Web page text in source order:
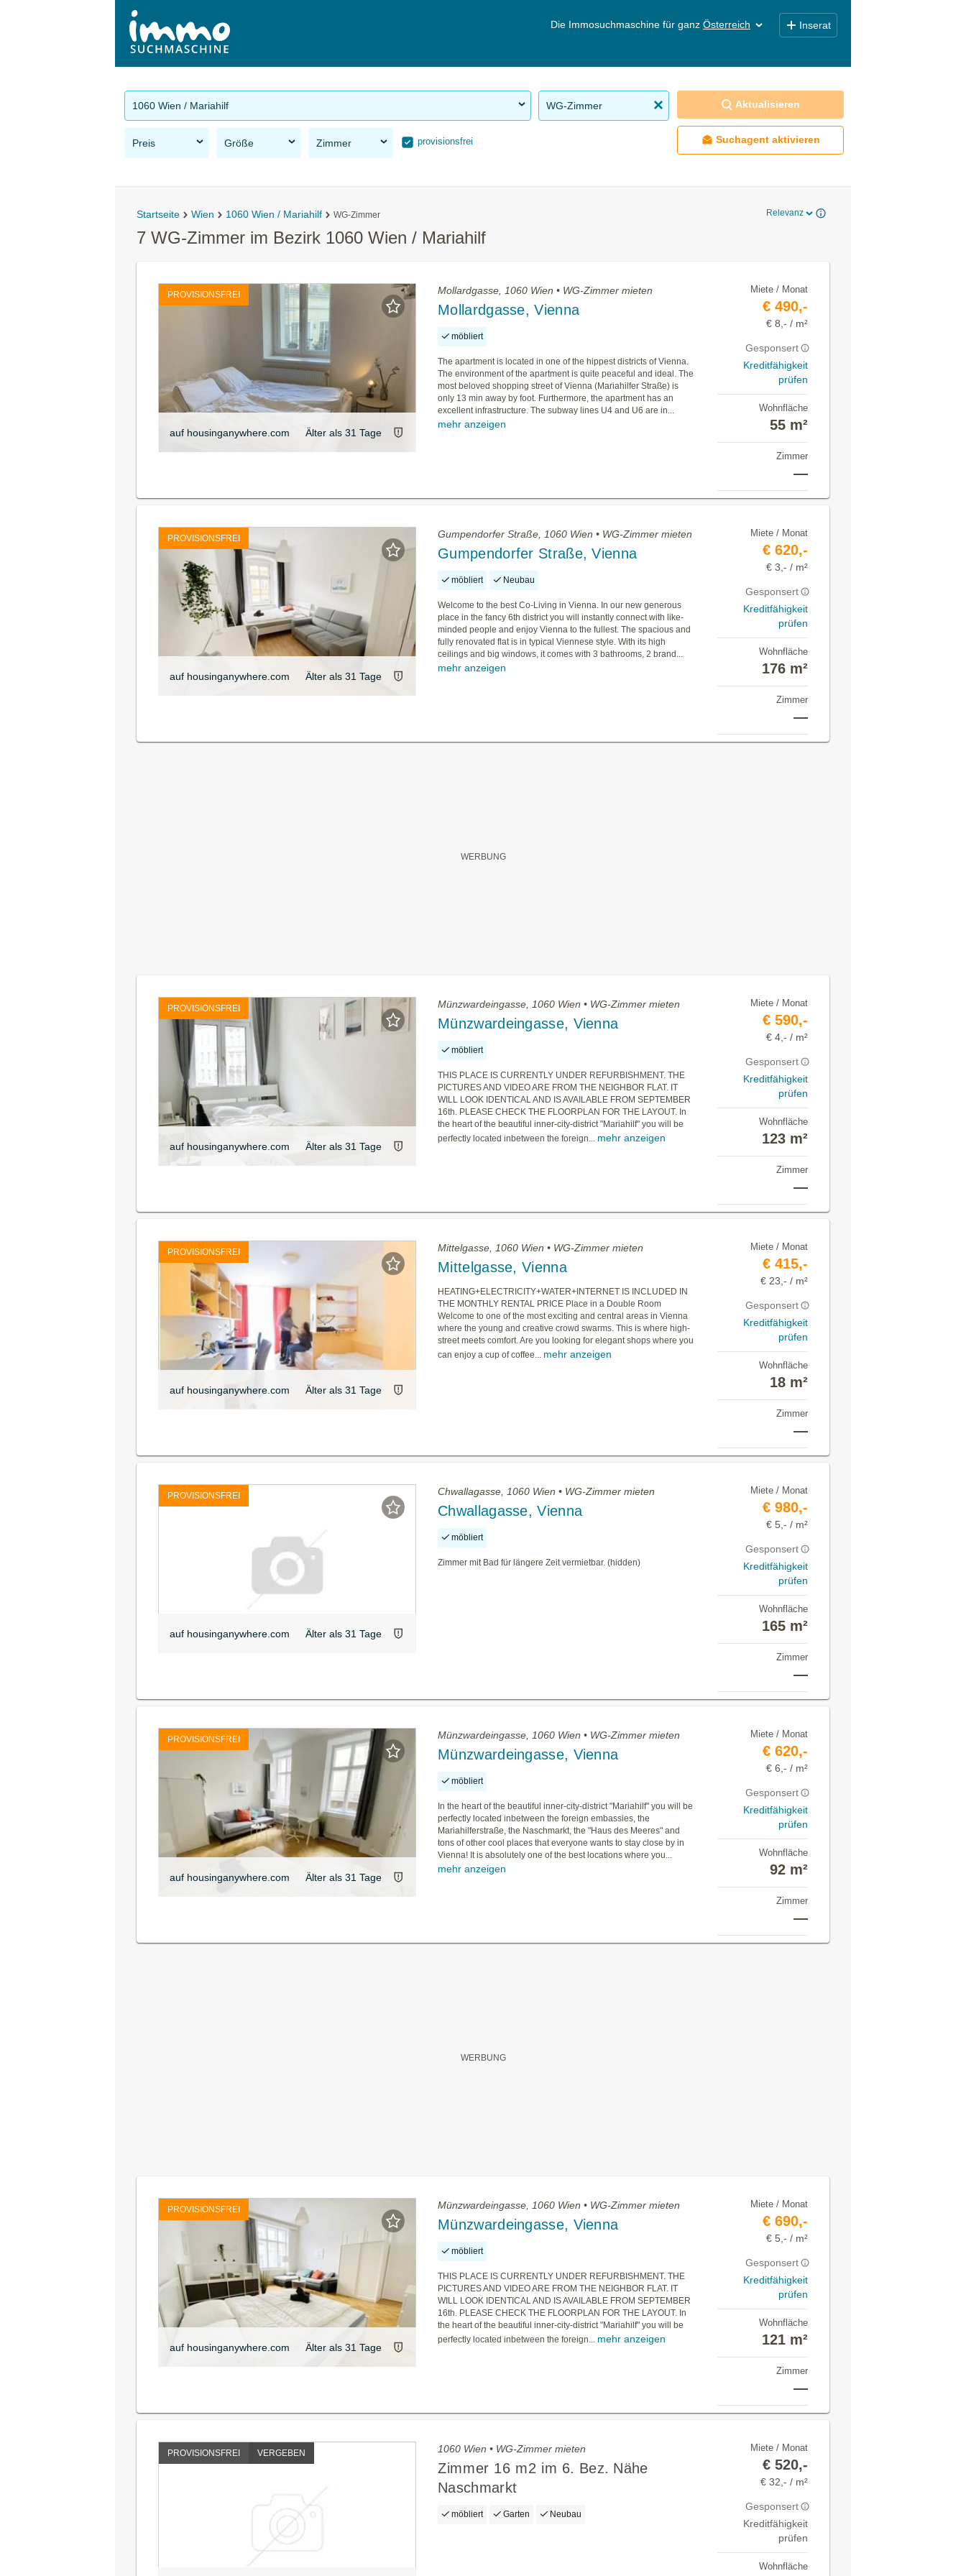
Die Immosuchmaschine für ganz Österreich Inserat
1060 Wien / Mariahilf WG-Zimmer
Preis Größe Zimmer provisionsfrei
Aktualisieren
Suchagent aktivieren
Startseite Wien 1060 Wien / Mariahilf WG-Zimmer Relevanz
7 WG-Zimmer im Bezirk 1060 Wien / Mariahilf
PROVISIONSFREI
auf housinganywhere.com Älter als 31 Tage
Mollardgasse, 1060 Wien • WG-Zimmer mieten
Mollardgasse, Vienna
möbliert
The apartment is located in one of the hippest districts of Vienna.
The environment of the apartment is quite peaceful and ideal. The
most beloved shopping street of Vienna (Mariahilfer Straße) is
only 13 min away by foot. Furthermore, the apartment has an
excellent infrastructure. The subway lines U4 and U6 are in...
mehr anzeigen
Miete / Monat
€ 490,-
€ 8,- / m²
Gesponsert
Kreditfähigkeit
prüfen
Wohnfläche
55 m²
Zimmer
—
PROVISIONSFREI
auf housinganywhere.com Älter als 31 Tage
Gumpendorfer Straße, 1060 Wien • WG-Zimmer mieten
Gumpendorfer Straße, Vienna
möbliert Neubau
Welcome to the best Co-Living in Vienna. In our new generous
place in the fancy 6th district you will instantly connect with like-
minded people and enjoy Vienna to the fullest. The spacious and
fully renovated flat is in typical Viennese style. With its high
ceilings and big windows, it comes with 3 bathrooms, 2 brand...
mehr anzeigen
Miete / Monat
€ 620,-
€ 3,- / m²
Gesponsert
Kreditfähigkeit
prüfen
Wohnfläche
176 m²
Zimmer
—
PROVISIONSFREI
auf housinganywhere.com Älter als 31 Tage
Münzwardeingasse, 1060 Wien • WG-Zimmer mieten
Münzwardeingasse, Vienna
möbliert
THIS PLACE IS CURRENTLY UNDER REFURBISHMENT. THE
PICTURES AND VIDEO ARE FROM THE NEIGHBOR FLAT. IT
WILL LOOK IDENTICAL AND IS AVAILABLE FROM SEPTEMBER
16th. PLEASE CHECK THE FLOORPLAN FOR THE LAYOUT. In
the heart of the beautiful inner-city-district "Mariahilf" you will be
perfectly located inbetween the foreign... mehr anzeigen
Miete / Monat
€ 590,-
€ 4,- / m²
Gesponsert
Kreditfähigkeit
prüfen
Wohnfläche
123 m²
Zimmer
—
PROVISIONSFREI
auf housinganywhere.com Älter als 31 Tage
Mittelgasse, 1060 Wien • WG-Zimmer mieten
Mittelgasse, Vienna
HEATING+ELECTRICITY+WATER+INTERNET IS INCLUDED IN
THE MONTHLY RENTAL PRICE Place in a Double Room
Welcome to one of the most exciting and central areas in Vienna
where the young and creative crowd swarms. This is where high-
street meets comfort. Are you looking for elegant shops where you
can enjoy a cup of coffee... mehr anzeigen
Miete / Monat
€ 415,-
€ 23,- / m²
Gesponsert
Kreditfähigkeit
prüfen
Wohnfläche
18 m²
Zimmer
—
PROVISIONSFREI
auf housinganywhere.com Älter als 31 Tage
Chwallagasse, 1060 Wien • WG-Zimmer mieten
Chwallagasse, Vienna
möbliert
Zimmer mit Bad für längere Zeit vermietbar. (hidden)
Miete / Monat
€ 980,-
€ 5,- / m²
Gesponsert
Kreditfähigkeit
prüfen
Wohnfläche
165 m²
Zimmer
—
PROVISIONSFREI
auf housinganywhere.com Älter als 31 Tage
Münzwardeingasse, 1060 Wien • WG-Zimmer mieten
Münzwardeingasse, Vienna
möbliert
In the heart of the beautiful inner-city-district "Mariahilf" you will be
perfectly located inbetween the foreign embassies, the
Mariahilferstraße, the Naschmarkt, the "Haus des Meeres" and
tons of other cool places that everyone wants to stay close by in
Vienna! It is absolutely one of the best locations where you...
mehr anzeigen
Miete / Monat
€ 620,-
€ 6,- / m²
Gesponsert
Kreditfähigkeit
prüfen
Wohnfläche
92 m²
Zimmer
—
PROVISIONSFREI
auf housinganywhere.com Älter als 31 Tage
Münzwardeingasse, 1060 Wien • WG-Zimmer mieten
Münzwardeingasse, Vienna
möbliert
THIS PLACE IS CURRENTLY UNDER REFURBISHMENT. THE
PICTURES AND VIDEO ARE FROM THE NEIGHBOR FLAT. IT
WILL LOOK IDENTICAL AND IS AVAILABLE FROM SEPTEMBER
16th. PLEASE CHECK THE FLOORPLAN FOR THE LAYOUT. In
the heart of the beautiful inner-city-district "Mariahilf" you will be
perfectly located inbetween the foreign... mehr anzeigen
Miete / Monat
€ 690,-
€ 5,- / m²
Gesponsert
Kreditfähigkeit
prüfen
Wohnfläche
121 m²
Zimmer
—
PROVISIONSFREI VERGEBEN 1060 Wien • WG-Zimmer mieten
Zimmer 16 m2 im 6. Bez. Nähe
Naschmarkt
möbliert Garten Neubau
Miete / Monat
€ 520,-
€ 32,- / m²
Gesponsert
Kreditfähigkeit
prüfen
Wohnfläche